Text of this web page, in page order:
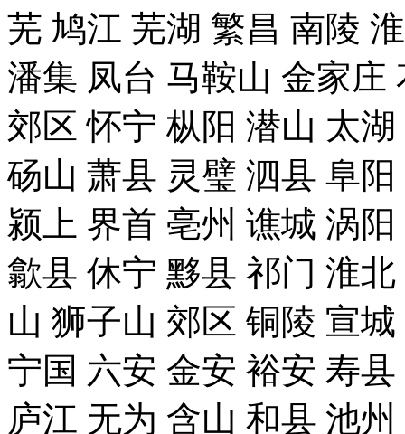
芜 鸠江 芜湖 繁昌 南陵
潘集 凤台 马鞍山 金家庄
郊区 怀宁 枞阳 潜山 太
砀山 萧县 灵璧 泗县 阜
颍上 界首 亳州 谯城 涡
歙县 休宁 黟县 祁门 淮
山 狮子山 郊区 铜陵 宣
宁国 六安 金安 裕安 寿
庐江 无为 含山 和县 池